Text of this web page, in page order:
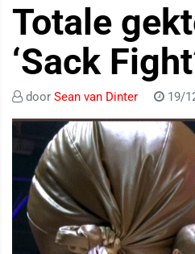
Totale
‘Sack
door Sean van Dinter 19/